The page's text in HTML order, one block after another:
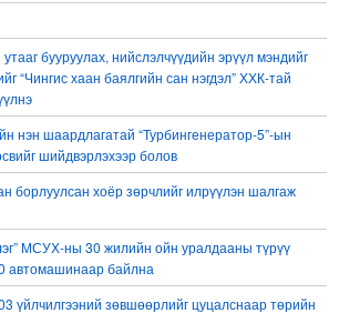
бууруулах, нийслэлчүүдийн эрүүл мэндийг
“Чингис хаан баялгийн сан нэгдэл” ХХК-тай
нэн шаардлагатай “Турбингенератор-5”-ын
шийдвэрлэхээр болов
борлуулсан хоёр зөрчлийг илрүүлэн шалгаж
МСУХ-ны 30 жилийн ойн уралдааны түрүү
автомашинаар байлна
үйлчилгээний зөвшөөрлийг цуцалснаар төрийн